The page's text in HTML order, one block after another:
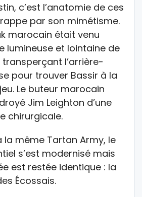
c’est l’anatomie de ces
par son mimétisme.
marocain était venu
lumineuse et lointaine de
transperçant l’arrière-
pour trouver Bassir à la
Le buteur marocain
Jim Leighton d’une
chirurgicale.
la même Tartan Army, le
s’est modernisé mais
est restée identique : la
Écossais.